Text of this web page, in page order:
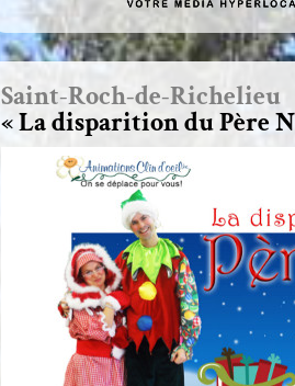
Saint-Roch-de-Richelieu
« La disparition du Père